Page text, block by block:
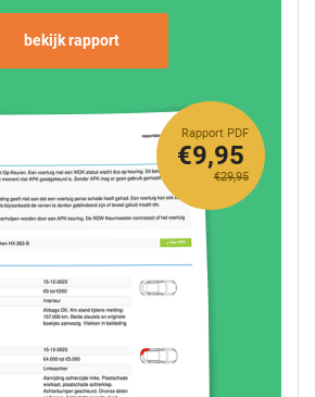
bekijk rapport
Rapport PDF
€29,95
€9,95